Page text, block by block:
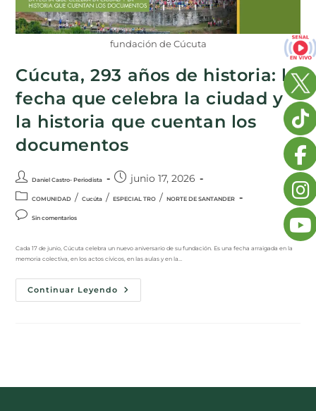
fundación de Cúcuta
Cúcuta, 293 años de historia: la
fecha que celebra la ciudad y
la historia que cuentan los
documentos
Daniel Castro- Periodista junio 17, 2026
COMUNIDAD / Cucúta / ESPECIAL TRO / NORTE DE SANTANDER
Sin comentarios
Cada 17 de junio, Cúcuta celebra un nuevo aniversario de su fundación. Es una fecha arraigada en la
memoria colectiva, en los actos cívicos, en las aulas y en la…
Continuar Leyendo